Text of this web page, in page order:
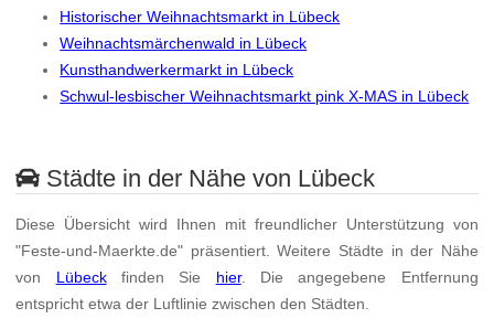
Historischer Weihnachtsmarkt in Lübeck
Weihnachtsmärchenwald in Lübeck
Kunsthandwerkermarkt in Lübeck
Schwul-lesbischer Weihnachtsmarkt pink X-MAS in Lübeck
Städte in der Nähe von Lübeck
Diese Übersicht wird Ihnen mit freundlicher Unterstützung von
"Feste-und-Maerkte.de" präsentiert. Weitere Städte in der Nähe
von Lübeckfinden Sie hier. Die angegebene Entfernung
entspricht etwa der Luftlinie zwischen den Städten.